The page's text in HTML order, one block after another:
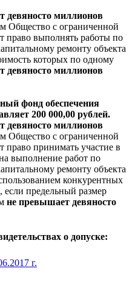
девяносто миллионов
Общество с ограниченной
право выполнять работы по
ремонту объекта
которых по одному
девяносто миллионов
фонд обеспечения
200 000,00 рублей.
девяносто миллионов
Общество с ограниченной
принимать участие в
выполнение работ по
ремонту объекта
конкурентных
если предельный размер
не превышает девяносто
о допуске:
г.